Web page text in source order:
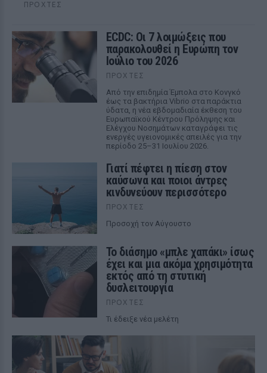
ΠΡΟΧΤΈΣ
ECDC: Οι 7 λοιμώξεις που
παρακολουθεί η Ευρώπη τον
Ιούλιο του 2026
ΠΡΟΧΤΈΣ
Από την επιδημία Έμπολα στο Κονγκό
έως τα βακτήρια Vibrio στα παράκτια
ύδατα, η νέα εβδομαδιαία έκθεση του
Ευρωπαϊκού Κέντρου Πρόληψης και
Ελέγχου Νοσημάτων καταγράφει τις
ενεργές υγειονομικές απειλές για την
περίοδο 25–31 Ιουλίου 2026.
Γιατί πέφτει η πίεση στον
καύσωνα και ποιοι άντρες
κινδυνεύουν περισσότερο
ΠΡΟΧΤΈΣ
Προσοχή τον Αύγουστο
Το διάσημο «μπλε χαπάκι» ίσως
έχει και μια ακόμα χρησιμότητα
εκτός από τη στυτική
δυσλειτουργία
ΠΡΟΧΤΈΣ
Τι έδειξε νέα μελέτη